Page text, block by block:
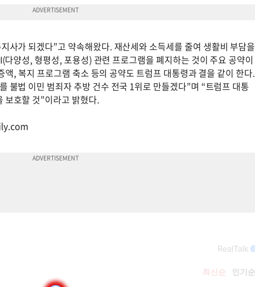
사가 되겠다”고 약속해왔다. 재산세와 소득세를 줄여 생활비 부담을
양성, 형평성, 포용성) 관련 프로그램을 폐지하는 것이 주요 공약이
, 복지 프로그램 축소 등의 공약도 트럼프 대통령과 결을 같이 한다.
불법 이민 범죄자 추방 건수 전국 1위로 만들겠다”며 “트럼프 대통
보호할 것”이라고 밝혔다.